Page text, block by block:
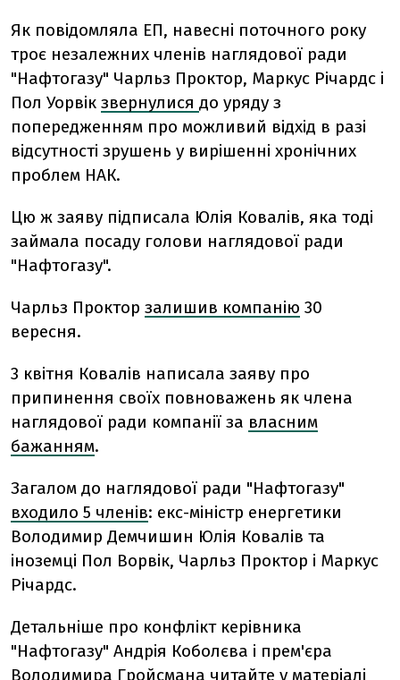
Як повідомляла ЕП, навесні поточного року
троє незалежних членів наглядової ради
"Нафтогазу" Чарльз Проктор, Маркус Річардс і
Пол Уорвік звернулися до уряду з
попередженням про можливий відхід в разі
відсутності зрушень у вирішенні хронічних
проблем НАК.
Цю ж заяву підписала Юлія Ковалів, яка тоді
займала посаду голови наглядової ради
"Нафтогазу".
Чарльз Проктор залишив компанію 30
вересня.
3 квітня Ковалів написала заяву про
припинення своїх повноважень як члена
наглядової ради компанії за власним
бажанням.
Загалом до наглядової ради "Нафтогазу"
входило 5 членів: екс-міністр енергетики
Володимир Демчишин Юлія Ковалів та
іноземці Пол Ворвік, Чарльз Проктор і Маркус
Річардс.
Детальніше про конфлікт керівника
"Нафтогазу" Андрія Коболєва і прем'єра
Володимира Гройсмана читайте у матеріалі